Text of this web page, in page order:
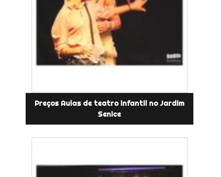
Preços Aulas de teatro infantil no Jardim
Senice